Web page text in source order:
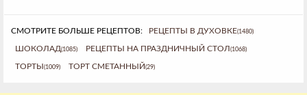
СМОТРИТЕ БОЛЬШЕ РЕЦЕПТОВ: РЕЦЕПТЫ В ДУХОВКЕ(1480)
ШОКОЛАД(1085) РЕЦЕПТЫ НА ПРАЗДНИЧНЫЙ СТОЛ(1068)
ТОРТЫ(1009) ТОРТ СМЕТАННЫЙ(29)